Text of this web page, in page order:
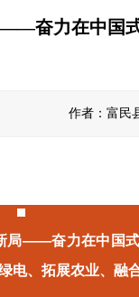
奋力在中国
作者：富民
局——奋力在中国
电、拓展农业、融